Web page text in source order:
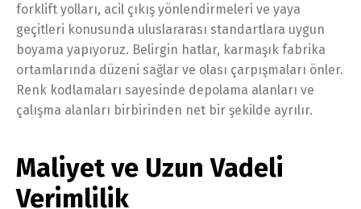
forklift yolları, acil çıkış yönlendirmeleri ve yaya
geçitleri konusunda uluslararası standartlara uygun
boyama yapıyoruz. Belirgin hatlar, karmaşık fabrika
ortamlarında düzeni sağlar ve olası çarpışmaları önler.
Renk kodlamaları sayesinde depolama alanları ve
çalışma alanları birbirinden net bir şekilde ayrılır.
Maliyet ve Uzun Vadeli
Verimlilik